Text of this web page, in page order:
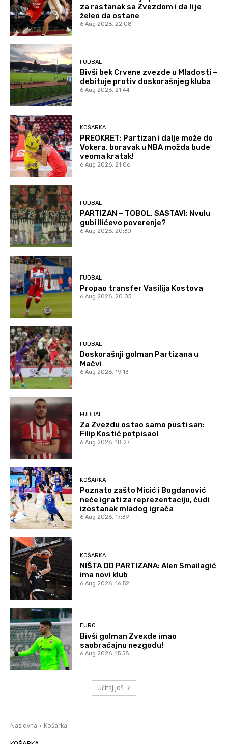
za rastanak sa Zvezdom i da li je
želeo da ostane
6 Aug 2026. 22:08
FUDBAL
Bivši bek Crvene zvezde u Mladosti –
debituje protiv doskorašnjeg kluba
6 Aug 2026. 21:44
KOŠARKA
PREOKRET: Partizan i dalje može do
Vokera, boravak u NBA možda bude
veoma kratak!
6 Aug 2026. 21:06
FUDBAL
PARTIZAN – TOBOL, SASTAVI: Nvulu
gubi Ilićevo poverenje?
6 Aug 2026. 20:30
FUDBAL
Propao transfer Vasilija Kostova
6 Aug 2026. 20:03
FUDBAL
Doskorašnji golman Partizana u
Mačvi
6 Aug 2026. 19:13
FUDBAL
Za Zvezdu ostao samo pusti san:
Filip Kostić potpisao!
6 Aug 2026. 18:27
KOŠARKA
Poznato zašto Micić i Bogdanović
neće igrati za reprezentaciju, čudi
izostanak mladog igrača
6 Aug 2026. 17:39
KOŠARKA
NIŠTA OD PARTIZANA: Alen Smailagić
ima novi klub
6 Aug 2026. 16:52
EURO
Bivši golman Zvexde imao
saobraćajnu nezgodu!
6 Aug 2026. 15:58
Učitaj još